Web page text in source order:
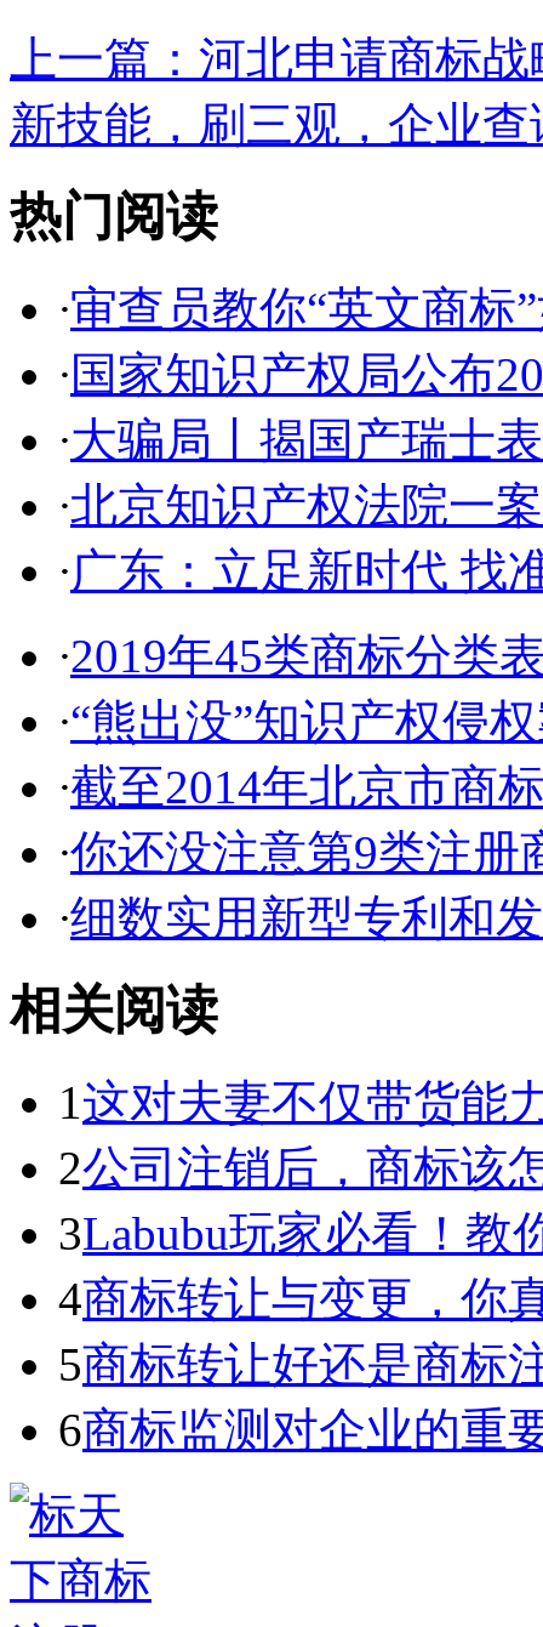
上一篇： 河北申请商标
新技能，刷三观，企业
热门阅读
·审查员教你“英文商标
·国家知识产权局公布
·大骗局丨揭国产瑞士
·北京知识产权法院一
·广东：立足新时代 找
·2019年45类商标分类
·“熊出没”知识产权侵
·截至2014年北京市商
·你还没注意第9类注册
·细数实用新型专利和
相关阅读
1这对夫妻不仅带货能
2公司注销后，商标该
3Labubu玩家必看！教
4商标转让与变更，你
5商标转让好还是商标
6商标监测对企业的重